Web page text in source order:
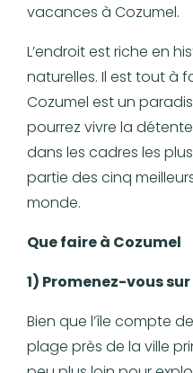
vacances à Cozumel.
L’endroit est riche en
naturelles. Il est tout à
Cozumel est un
pourrez vivre la
dans les cadres les
partie des cinq
monde.
Que faire à Cozumel
1) Promenez-vous
Bien que l’île compte
plage près de la ville